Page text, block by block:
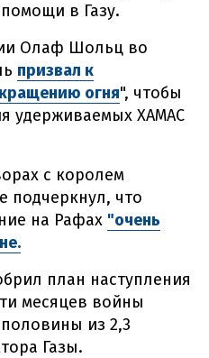
в Газу.
Олаф Шольц во
призвал к
огня", чтобы
удерживаемых ХАМАС
с королем
подчеркнул, что
на Рафах "очень
план наступления
месяцев войны
из 2,3
Газы.